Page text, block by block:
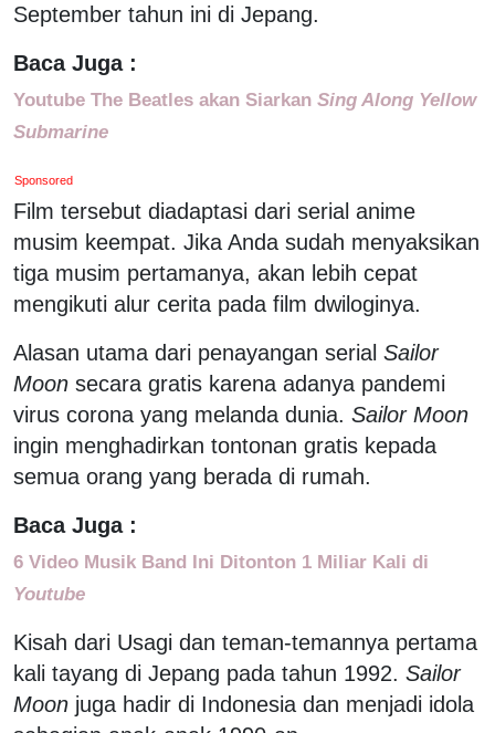
September tahun ini di Jepang.
Baca Juga :
Youtube The Beatles akan Siarkan Sing Along Yellow
Submarine
Sponsored
Film tersebut diadaptasi dari serial anime
musim keempat. Jika Anda sudah menyaksikan
tiga musim pertamanya, akan lebih cepat
mengikuti alur cerita pada film dwiloginya.
Alasan utama dari penayangan serial Sailor
Moon secara gratis karena adanya pandemi
virus corona yang melanda dunia. Sailor Moon
ingin menghadirkan tontonan gratis kepada
semua orang yang berada di rumah.
Baca Juga :
6 Video Musik Band Ini Ditonton 1 Miliar Kali di
Youtube
Kisah dari Usagi dan teman-temannya pertama
kali tayang di Jepang pada tahun 1992. Sailor
Moon juga hadir di Indonesia dan menjadi idola